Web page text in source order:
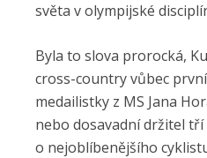
světa v olympijské
Byla to slova prorocká,
cross-country vůbec
medailistky z MS Jana
nebo dosavadní držitel
o nejoblíbenějšího